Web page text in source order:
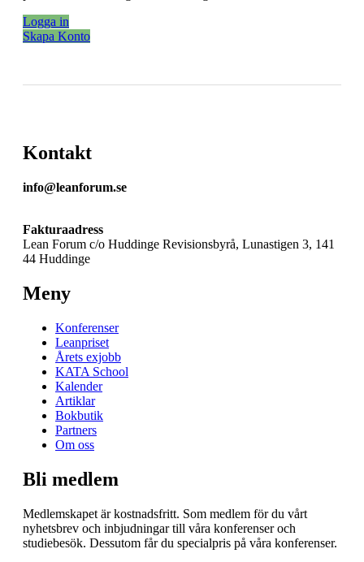
Logga in
Skapa Konto
Kontakt
info@leanforum.se
Fakturaadress
Lean Forum c/o Huddinge Revisionsbyrå, Lunastigen 3, 141
44 Huddinge
Meny
Konferenser
Leanpriset
Årets exjobb
KATA School
Kalender
Artiklar
Bokbutik
Partners
Om oss
Bli medlem
Medlemskapet är kostnadsfritt. Som medlem för du vårt
nyhetsbrev och inbjudningar till våra konferenser och
studiebesök. Dessutom får du specialpris på våra konferenser.